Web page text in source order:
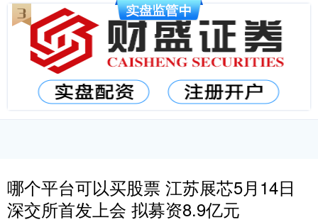
哪个平台可以买股票 江苏展芯5月14日
深交所首发上会 拟募资8.9亿元